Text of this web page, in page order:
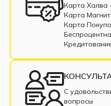
Карта Халва
Карта
Карта
С
вопросы